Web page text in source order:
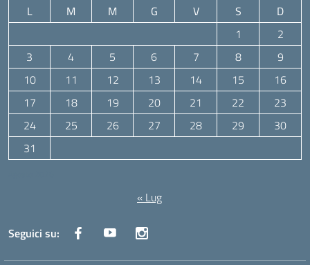
L M M G V S
D
1
2
3
4 5 6 7 8
9
10
11 12 13 14 15
16
17
18 19 20 21 22
23
24
25 26 27 28 29
30
31
« Lug
Seguici su: